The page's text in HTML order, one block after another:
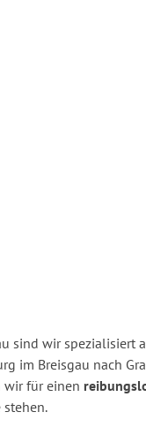
sind wir spezialisiert
im Breisgau nach
wir für einen